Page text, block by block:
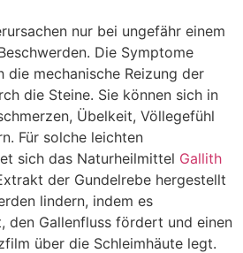
nur bei ungefähr einem
Die Symptome
die mechanische Reizung der
die Steine. Sie können sich in
Übelkeit, Völlegefühl
Für solche leichten
sich das Naturheilmittel Gallith
der Gundelrebe hergestellt
lindern, indem es
den Gallenfluss fördert und einen
über die Schleimhäute legt.